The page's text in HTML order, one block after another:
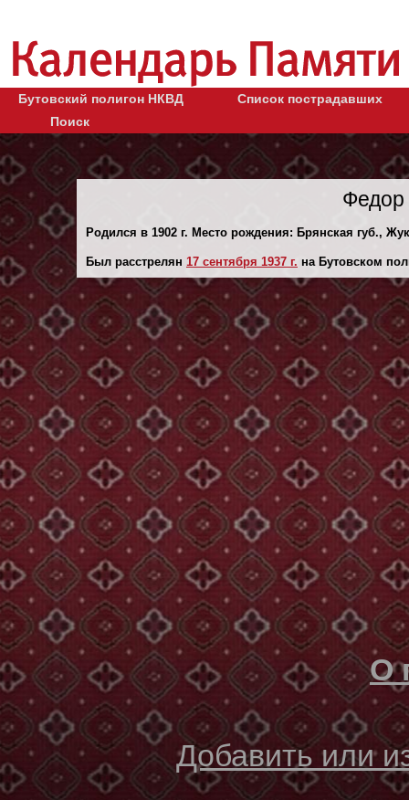
Бутовский полигон НКВД
Список пострадавших
Поиск
Родился в 1902 г. Место рождения: Брянская губ.,
Был расстрелян 17 сентября 1937 г. на Бутовском
О
Добавить или